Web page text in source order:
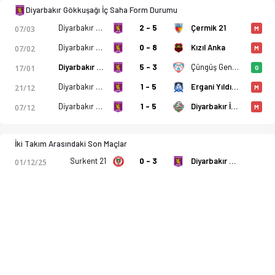
Diyarbakır Gökkuşağı İç Saha Form Durumu
07/03 Diyarbakır Gökkuşağı 2 - 5 Çermik 21 M
07/02 Diyarbakır Gökkuşağı 0 - 8 Kızıl Anka M
17/01 Diyarbakır Gökkuşağı 5 - 3 Çüngüş Gençlik G
21/12 Diyarbakır Gökkuşağı 1 - 5 Ergani Yıldızspor M
07/12 Diyarbakır Gökkuşağı 1 - 5 Diyarbakır İdmanyurdu M
İki Takım Arasındaki Son Maçlar
01/12/25 Surkent 21 0 - 3 Diyarbakır Gökkuşağı